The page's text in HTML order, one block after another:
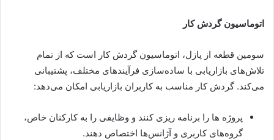
اتوماسیون گردش کار
سومین قطعه از پازل، اتوماسیون گردش کار است که از تمام
تلاش‌های بازاریابی با ساده‌سازی فرآیندهای مختلف، پشتیبانی
می‌کند. گردش کار مناسب به کاربران بازاریابی امکان می‌دهد:
پروژه ها را برنامه ریزی کنند و وظایفی را به کارکنان خاص،
گروه‌های کاربری و آژانس‌ها اختصاص دهند.